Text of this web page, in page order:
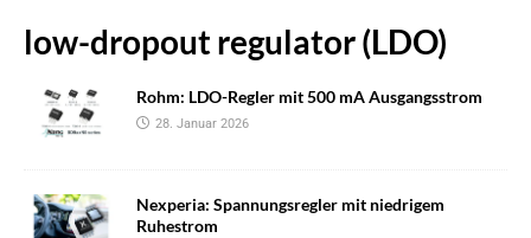
low-dropout regulator (LDO)
Rohm: LDO-Regler mit 500 mA Ausgangsstrom
28. Januar 2026
Nexperia: Spannungsregler mit niedrigem
Ruhestrom